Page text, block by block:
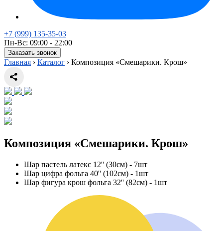
+7 (999) 135-35-03
Пн-Вс: 09:00 - 22:00
Заказать звонок
Главная › Каталог › Композиция «Смешарики. Крош»
Композиция «Смешарики. Крош»
Шар пастель латекс 12'' (30см) - 7шт
Шар цифра фольга 40'' (102см) - 1шт
Шар фигура крош фольга 32'' (82см) - 1шт